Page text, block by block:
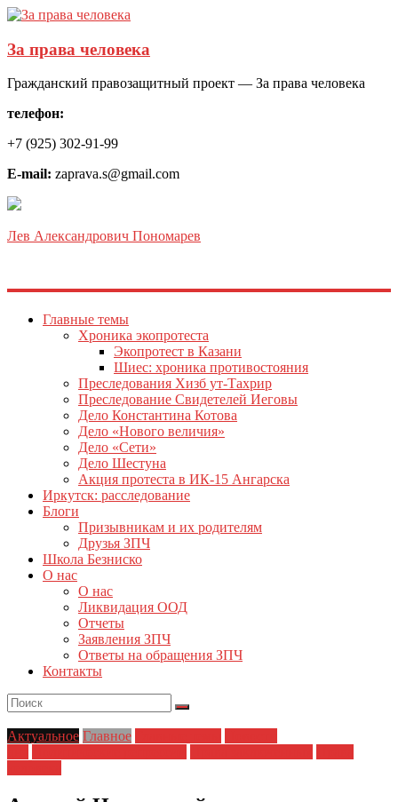
За права человека
Гражданский правозащитный проект — За права человека
телефон:
+7 (925) 302-91-99
E-mail: zaprava.s@gmail.com
Лев Александрович Пономарев
Главные темы
Хроника экопротеста
Экопротест в Казани
Шиес: хроника противостояния
Преследования Хизб ут-Тахрир
Преследование Свидетелей Иеговы
Дело Константина Котова
Дело «Нового величия»
Дело «Сети»
Дело Шестуна
Акция протеста в ИК-15 Ангарска
Иркутск: расследование
Блоги
Призывникам и их родителям
Друзья ЗПЧ
Школа Безниско
О нас
О нас
Ликвидация ООД
Отчеты
Заявления ЗПЧ
Ответы на обращения ЗПЧ
Контакты
Актуальное Главное